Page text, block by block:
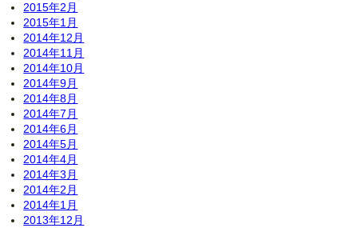
2015年2月
2015年1月
2014年12月
2014年11月
2014年10月
2014年9月
2014年8月
2014年7月
2014年6月
2014年5月
2014年4月
2014年3月
2014年2月
2014年1月
2013年12月